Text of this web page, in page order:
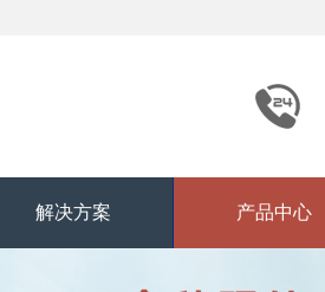
解决方案 产品中心